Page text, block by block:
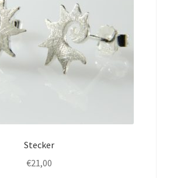
Stecker
€21,00